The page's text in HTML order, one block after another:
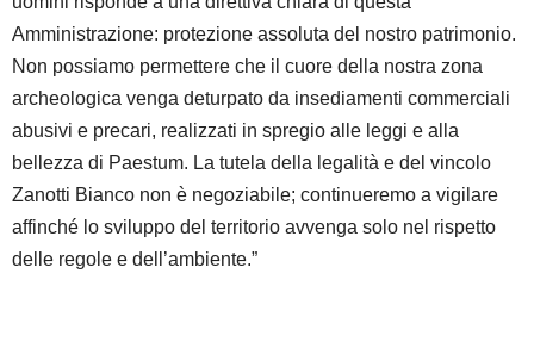
Amministrazione: protezione assoluta del nostro patrimonio.
Non possiamo permettere che il cuore della nostra zona
archeologica venga deturpato da insediamenti commerciali
abusivi e precari, realizzati in spregio alle leggi e alla
bellezza di Paestum. La tutela della legalità e del vincolo
Zanotti Bianco non è negoziabile; continueremo a vigilare
affinché lo sviluppo del territorio avvenga solo nel rispetto
delle regole e dell’ambiente.”